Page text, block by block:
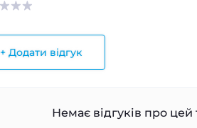
+ Додати відгук
Немає відгуків про